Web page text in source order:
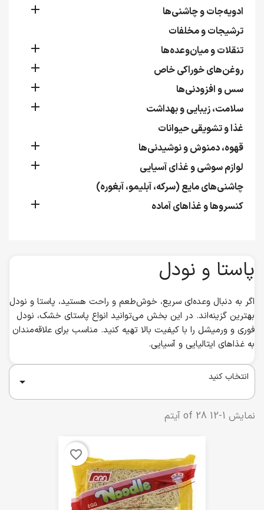
ادویه‌جات و چاشنی‌ها

ترشیجات و مخلفات
تنقلات و میان‌وعده‌ها

روغن‌های خوراکی خاص

سس و افزودنی‌ها

سلامت، زیبایی و بهداشت

غذا و تشویقی حیوانات
قهوه، دمنوش و نوشیدنی‌ها

لوازم سوشی و غذای آسیایی

چاشنی‌های مایع (سرکه، آبلیمو، آبغوره)
کنسروها و غذاهای آماده

پاستا و نودل
اگر به دنبال وعده‌ای سریع، خوش‌طعم و راحت هستید، پاستا و نودل
بهترین گزینه‌اند. در این بخش می‌توانید انواع پاستای خشک، نودل
فوری و ورمیشل را با کیفیت بالا تهیه کنید. مناسب برای علاقه‌مندان
به غذاهای ایتالیایی و آسیایی.
انتخاب کنید 
نمایش 1-12 of 28 آیتم
favorite_border